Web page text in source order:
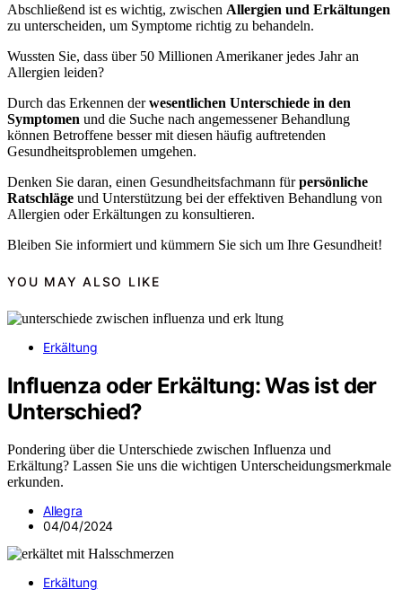
Abschließend ist es wichtig, zwischen Allergien und Erkältungen
zu unterscheiden, um Symptome richtig zu behandeln.
Wussten Sie, dass über 50 Millionen Amerikaner jedes Jahr an
Allergien leiden?
Durch das Erkennen derwesentlichen Unterschiede in den
Symptomen und die Suche nach angemessener Behandlung
können Betroffene besser mit diesen häufig auftretenden
Gesundheitsproblemen umgehen.
Denken Sie daran, einen Gesundheitsfachmann fürpersönliche
Ratschläge und Unterstützung bei der effektiven Behandlung von
Allergien oder Erkältungen zu konsultieren.
Bleiben Sie informiert und kümmern Sie sich um Ihre Gesundheit!
YOU MAY ALSO LIKE
Erkältung
Influenza oder Erkältung: Was ist der
Unterschied?
Pondering über die Unterschiede zwischen Influenza und
Erkältung? Lassen Sie uns die wichtigen Unterscheidungsmerkmale
erkunden.
Allegra
04/04/2024
Erkältung